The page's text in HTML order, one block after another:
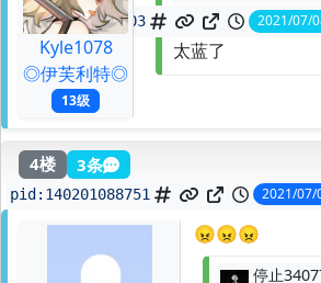
Kyle1078
◎伊芙利特◎
13级
140201096403 2021/07/
太蓝了
4楼 3条
pid: 140201088751 2021/07/
😠😠😠
停止